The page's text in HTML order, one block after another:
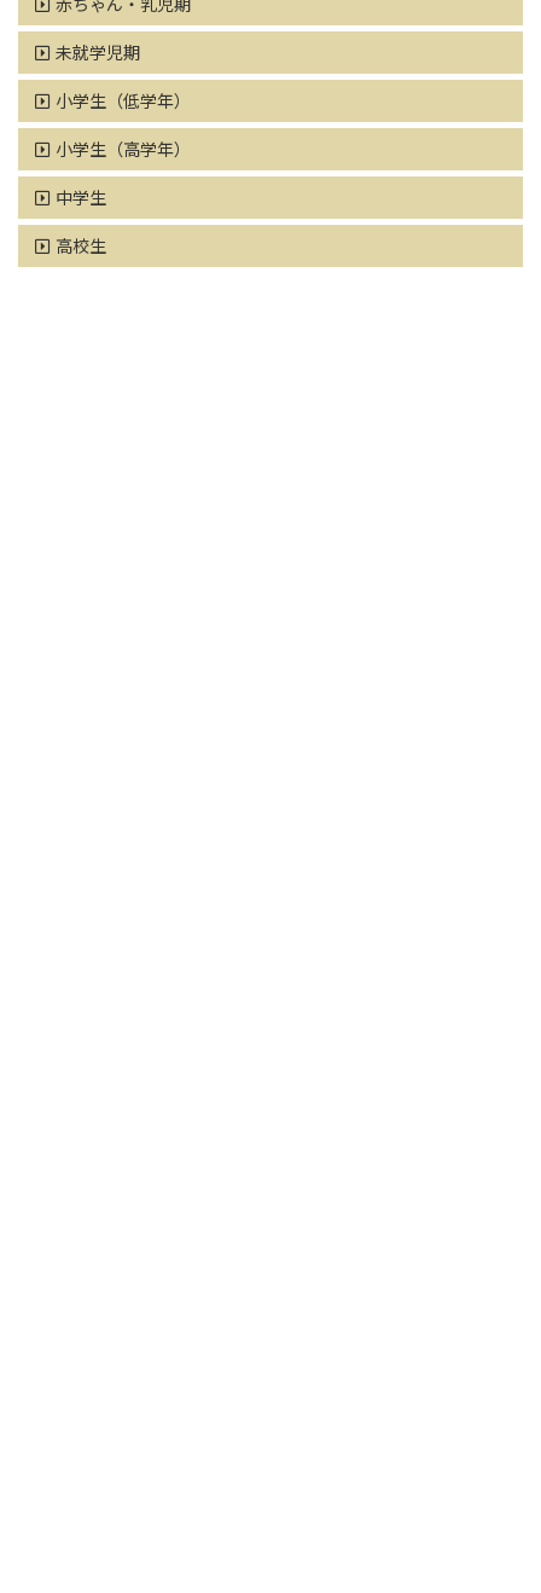
赤ちゃん・乳児期
未就学児期
小学生（低学年）
小学生（高学年）
中学生
高校生